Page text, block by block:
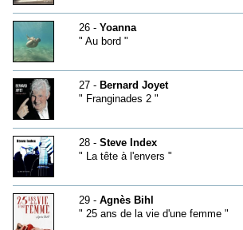
26 - Yoanna
" Au bord "
27 - Bernard Joyet
" Franginades 2 "
28 - Steve Index
" La tête à l'envers "
29 - Agnès Bihl
" 25 ans de la vie d'une femme "